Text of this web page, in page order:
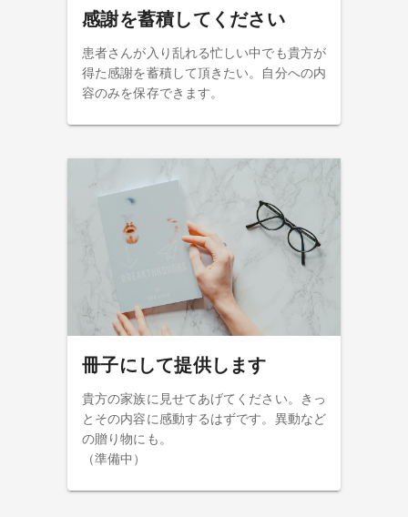
感謝を蓄積してください
患者さんが入り乱れる忙しい中でも貴方が
得た感謝を蓄積して頂きたい。自分への内
容のみを保存できます。
冊子にして提供します
貴方の家族に見せてあげてください。きっ
とその内容に感動するはずです。異動など
の贈り物にも。
（準備中）